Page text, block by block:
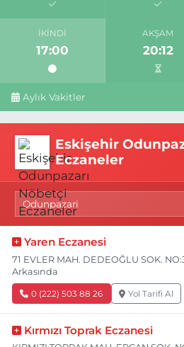
İKINDI
17:00
AKŞAM
20:12
Aylık Vakitler
Eskişehir
Eczaneler
Yaren Eczanesi
71 EVLER MAH. DEDEOĞLU SOK.
Arkasında
0 (222) 503 88 26 Yol Tarifi Al
Kırmızı Toprak Eczanesi